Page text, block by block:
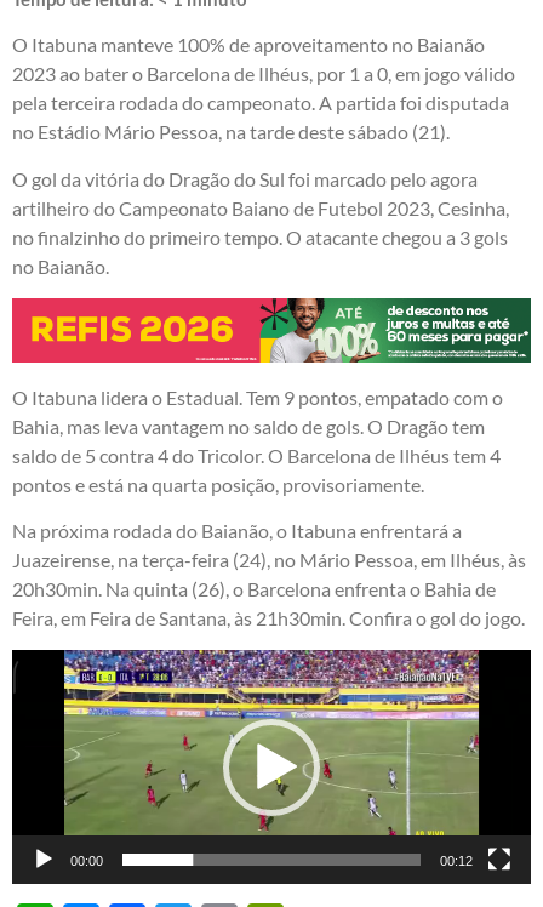
O Itabuna manteve 100% de aproveitamento no Baianão
2023 ao bater o Barcelona de Ilhéus, por 1 a 0, em jogo válido
pela terceira rodada do campeonato. A partida foi disputada
no Estádio Mário Pessoa, na tarde deste sábado (21).
O gol da vitória do Dragão do Sul foi marcado pelo agora
artilheiro do Campeonato Baiano de Futebol 2023, Cesinha,
no finalzinho do primeiro tempo. O atacante chegou a 3 gols
no Baianão.
O Itabuna lidera o Estadual. Tem 9 pontos, empatado com o
Bahia, mas leva vantagem no saldo de gols. O Dragão tem
saldo de 5 contra 4 do Tricolor. O Barcelona de Ilhéus tem 4
pontos e está na quarta posição, provisoriamente.
Na próxima rodada do Baianão, o Itabuna enfrentará a
Juazeirense, na terça-feira (24), no Mário Pessoa, em Ilhéus, às
20h30min. Na quinta (26), o Barcelona enfrenta o Bahia de
Feira, em Feira de Santana, às 21h30min. Confira o gol do jogo.
Tocador
de
00:00 00:12